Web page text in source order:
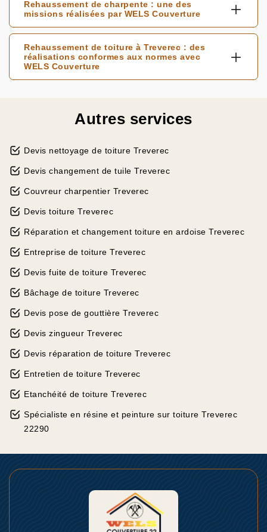
Rehaussement de charpente : une des
missions réalisées par WELS Couverture
Rehaussement de toiture à Treverec : des
réalisations conformes aux normes avec
WELS Couverture
Autres services
Devis nettoyage de toiture Treverec
Devis changement de tuile Treverec
Couvreur charpentier Treverec
Devis toiture Treverec
Réparation et changement toiture en ardoise Treverec
Entreprise de toiture Treverec
Devis fuite de toiture Treverec
Bâchage de toiture Treverec
Devis pose de gouttière Treverec
Devis zingueur Treverec
Devis réparation de toiture Treverec
Entretien de toiture Treverec
Etanchéité de toiture Treverec
Spécialiste en résine et peinture sur toiture Treverec
22290